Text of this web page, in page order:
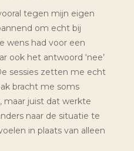
tegen mijn eigen
om echt bij
wens had voor een
ook het antwoord ‘nee’
sessies zetten me echt
bracht me soms
juist dat werkte
naar de situatie te
in plaats van alleen